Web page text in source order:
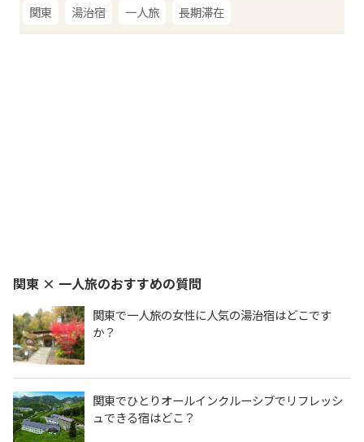
関東 湯治宿 一人旅 長期滞在
関東 × 一人旅のおすすめの質問
関東で一人旅の女性に人気の湯治宿はどこです
か？
関東でひとりオールインクルーシブでリフレッシ
ュできる宿はどこ？